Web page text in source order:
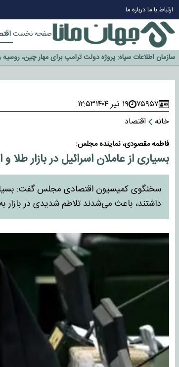
ارتباط با مادرباره ما
صفحه نخست
چرا طلا دوباره افزایشی شد؟
گزینه جدایی اوسمار روی میز مدیران پرسپولیس
آیا رئیس جمهور آمریکا قانون را دور می‌زند؟
اخراج رسمی چهره نامدار از پرسپولیس
سازمان اطلاعات سپاه: پروژه دولت ترامپ برای مهار چین،
۷۵۹۵۷ ۱۹ تیر ۱۴۰۴
۱۲:۵۳
خانه
اقتصاد
فاطمه مقصودی، نماینده مجلس:
بسیاری از عاملان اسرائیل در بازار
سخنگوی کمیسیون اقتصادی مجلس گفت: بسیاری
داشتند، باعث می‌شدند تلاطم شدیدی در بازار